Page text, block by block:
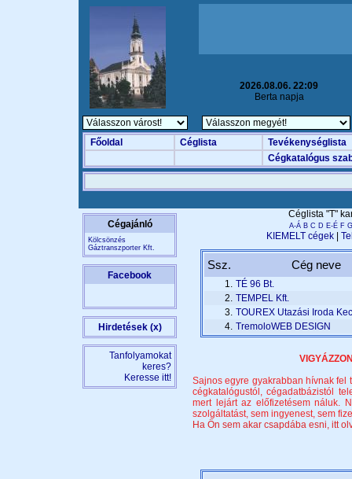
2026.08.06. 22:09
Berta napja
Főoldal Céglista
Tevékenységlista
Cégkatalógus
Cégajánló
Kölcsönzés
Gáztranszporter Kft.
Facebook
Hirdetések (x)
Tanfolyamokat
keres?
Keresse itt!
Céglista "T"
A-Á B C D E-É F G
KIEMELT cégek|
Ssz. Cég neve
1. TÉ 96 Bt.
2. TEMPEL Kft.
3. TOUREX Utazási Iroda
4. TremoloWEB DESIGN
Sajnos egyre gyakrabban hívnak fel
cégkatalógustól, cégadatbázistól
mert lejárt az előfizetésem náluk.
szolgáltatást, sem ingyenest, sem
Ha Ön sem akar csapdába esni, itt